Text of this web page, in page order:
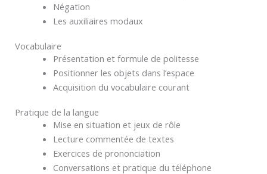
Négation
Les auxiliaires modaux
Vocabulaire
Présentation et formule de politesse
Positionner les objets dans l’espace
Acquisition du vocabulaire courant
Pratique de la langue
Mise en situation et jeux de rôle
Lecture commentée de textes
Exercices de prononciation
Conversations et pratique du téléphone